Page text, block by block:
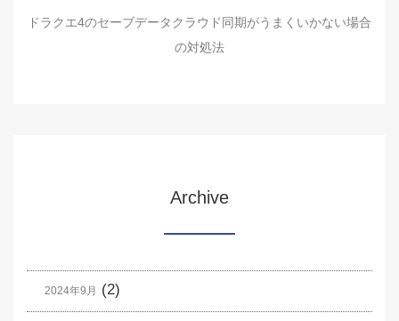
ドラクエ4のセーブデータクラウド同期がうまくいかない場合
の対処法
Archive
2024年9月 (2)